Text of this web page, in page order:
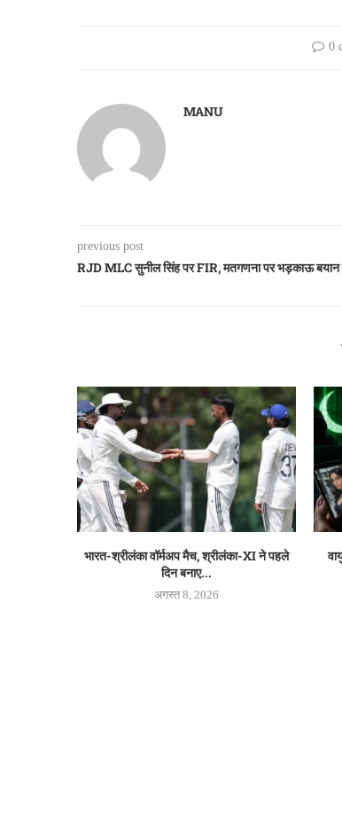
0
MANU
previous post
RJD MLC सुनील सिंह पर FIR, मतगणना पर भड़काऊ
भारत-श्रीलंका वॉर्मअप मैच, श्रीलंका-XI ने पहले
दिन बनाए...
अगस्त 8, 2026